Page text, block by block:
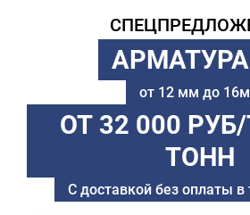
от 12 мм до
ОТ 32 000
ТОНН
С доставкой без оплаты в